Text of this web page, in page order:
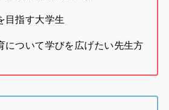
目指す大学生
について学びを広げたい先生方